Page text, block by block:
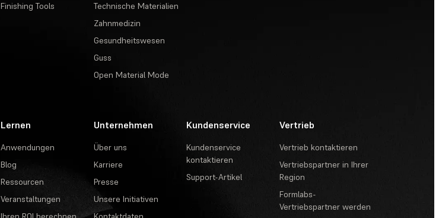
Finishing Tools
Technische Materialien
Zahnmedizin
Gesundheitswesen
Guss
Open Material Mode
Lernen
Anwendungen
Blog
Ressourcen
Veranstaltungen
Unternehmen
Über uns
Karriere
Presse
Unsere Initiativen
Kundenservice
Kundenservice
kontaktieren
Support-Artikel
Vertrieb
Vertrieb kontaktieren
Vertriebspartner in Ihrer
Region
Formlabs-
Vertriebspartner werden